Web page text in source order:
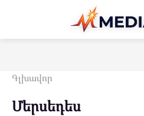
Перейти
контенту
Գլխավոր
Մերսեդես